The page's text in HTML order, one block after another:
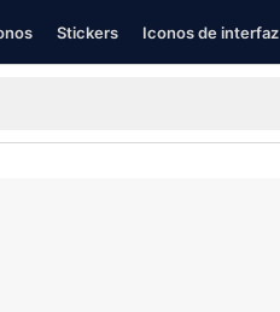
Stickers Iconos de interfaz